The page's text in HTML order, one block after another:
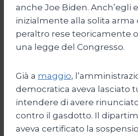
anche Joe Biden. Anch’egli
inizialmente alla solita arma
peraltro rese teoricamente
una legge del Congresso.
Già a maggio,
democratica aveva lasciato
intendere di avere
contro il gasdotto. Il
aveva certificato la